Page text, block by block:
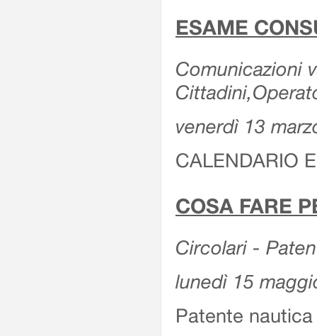
ESAME
Comunicazioni
venerdì 13
CALENDARIO
COSA FARE
Circolari -
lunedì 15
Patente